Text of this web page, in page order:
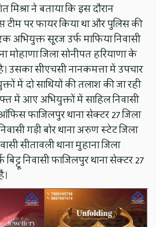
ने बताया कि इस दौरान
टीम पर फायर किया था और पुलिस की
अभियुक्त सूरज उर्फ माफिया निवासी
मोहाणा जिला सोनीपत हरियाणा के
उसका सीएचसी नानकमत्ता में उपचार
में दो साथियों की तलाश की जा रही
में आए अभियुक्तों में साहिल निवासी
फाजिलपुर थाना सेक्टर 27 जिला
गड़ी बोर थाना अरुण स्टेट जिला
सीतावली थाना मुहाना जिला
बिट्टू निवासी फाजिलपुर थाना सेक्टर 27